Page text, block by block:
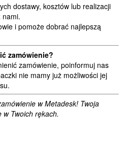
dostawy, kosztów lub realizacji
i pomoże dobrać najlepszą
zamówienie?
zamówienie, poinformuj nas
nie mamy już możliwości jej
w Metadesk! Twoja
w Twoich rękach.